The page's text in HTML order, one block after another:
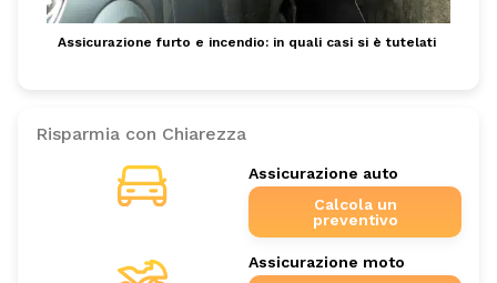
Assicurazione furto e incendio: in quali casi si è tutelati
Risparmia con Chiarezza
Assicurazione auto
Calcola un
preventivo
Assicurazione moto